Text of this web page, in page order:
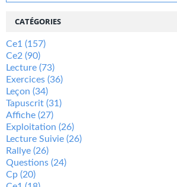
CATÉGORIES
Ce1 (157)
Ce2 (90)
Lecture (73)
Exercices (36)
Leçon (34)
Tapuscrit (31)
Affiche (27)
Exploitation (26)
Lecture Suivie (26)
Rallye (26)
Questions (24)
Cp (20)